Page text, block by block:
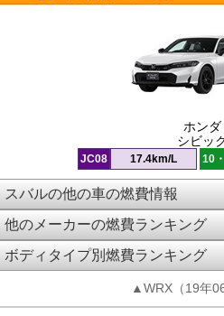
ホンダ
シビッ
JC08 17.4km/L 10
スバルの他の車の燃費情報
他のメーカーの燃費ランキング
ボディタイプ別燃費ランキング
▲WRX（19年